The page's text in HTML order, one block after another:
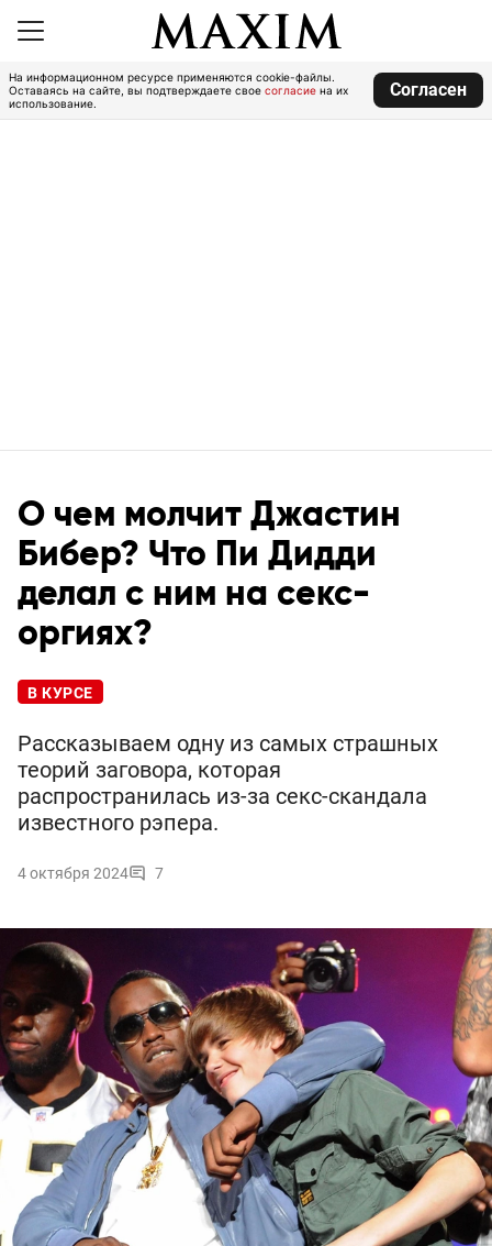
На информационном ресурсе применяются cookie-файлы.
Оставаясь на сайте, вы подтверждаете свое согласие на их
использование.
Согласен
О чем молчит Джастин
Бибер? Что Пи Дидди
делал с ним на секс-
оргиях?
В КУРСЕ
Рассказываем одну из самых страшных
теорий заговора, которая
распространилась из-за секс-скандала
известного рэпера.
4 октября 2024 7